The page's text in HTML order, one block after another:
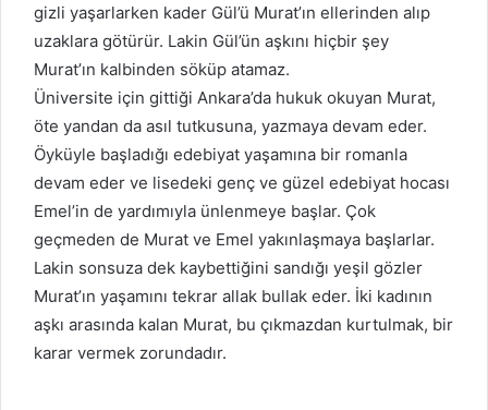
gizli yaşarlarken kader Gül’ü Murat’ın ellerinden alıp
uzaklara götürür. Lakin Gül’ün aşkını hiçbir şey
Murat’ın kalbinden söküp atamaz.
Üniversite için gittiği Ankara’da hukuk okuyan Murat,
öte yandan da asıl tutkusuna, yazmaya devam eder.
Öyküyle başladığı edebiyat yaşamına bir romanla
devam eder ve lisedeki genç ve güzel edebiyat hocası
Emel’in de yardımıyla ünlenmeye başlar. Çok
geçmeden de Murat ve Emel yakınlaşmaya başlarlar.
Lakin sonsuza dek kaybettiğini sandığı yeşil gözler
Murat’ın yaşamını tekrar allak bullak eder. İki kadının
aşkı arasında kalan Murat, bu çıkmazdan kurtulmak, bir
karar vermek zorundadır.